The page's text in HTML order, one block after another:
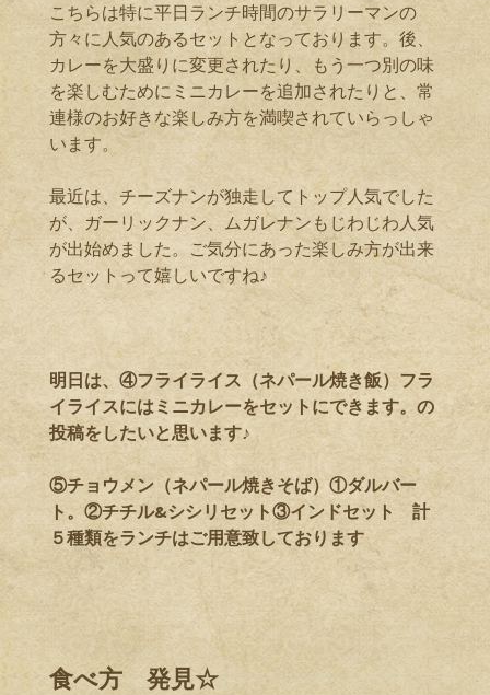
こちらは特に平日ランチ時間のサラリーマンの
方々に人気のあるセットとなっております。後、
カレーを大盛りに変更されたり、もう一つ別の味
を楽しむためにミニカレーを追加されたりと、常
連様のお好きな楽しみ方を満喫されていらっしゃ
います。
最近は、チーズナンが独走してトップ人気でした
が、ガーリックナン、ムガレナンもじわじわ人気
が出始めました。ご気分にあった楽しみ方が出来
るセットって嬉しいですね♪
明日は、④フライライス（ネパール焼き飯）フラ
イライスにはミニカレーをセットにできます。の
投稿をしたいと思います♪
⑤チョウメン（ネパール焼きそば）①ダルバー
ト。②チチル&シシリセット③インドセット 計
５種類をランチはご用意致しております
食べ方 発見☆